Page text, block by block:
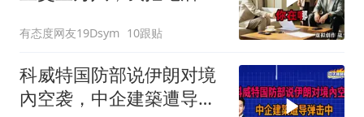
离婚
有态度网友19Dsym 10跟贴
科威特国防部说伊朗对境
內空袭，中企建築遭导弹